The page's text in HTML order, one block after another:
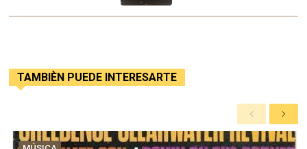
TAMBIÈN PUEDE INTERESARTE
A
n
t
S
i
g